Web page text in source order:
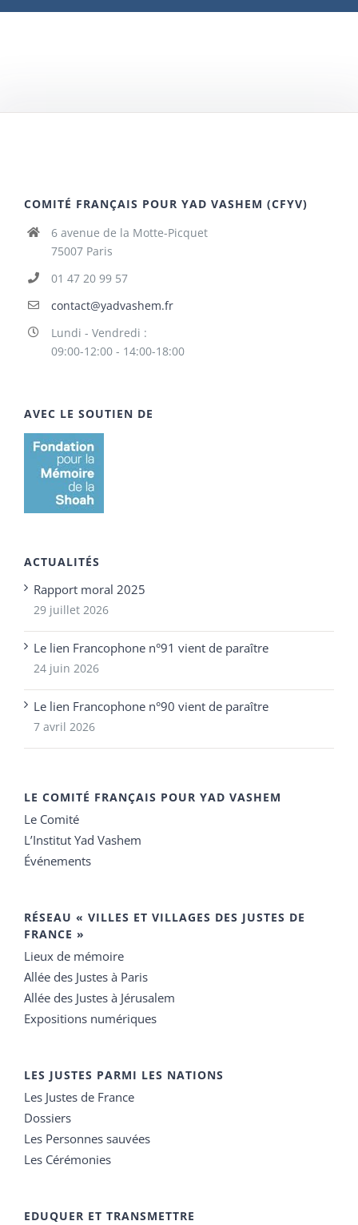
COMITÉ FRANÇAIS POUR YAD VASHEM (CFYV)
6 avenue de la Motte-Picquet
75007 Paris
01 47 20 99 57
contact@yadvashem.fr
Lundi - Vendredi :
09:00-12:00 - 14:00-18:00
AVEC LE SOUTIEN DE
ACTUALITÉS
Rapport moral 2025
29 juillet 2026
Le lien Francophone n°91 vient de paraître
24 juin 2026
Le lien Francophone n°90 vient de paraître
7 avril 2026
LE COMITÉ FRANÇAIS POUR YAD VASHEM
Le Comité
L’Institut Yad Vashem
Événements
RÉSEAU « VILLES ET VILLAGES DES JUSTES DE
FRANCE »
Lieux de mémoire
Allée des Justes à Paris
Allée des Justes à Jérusalem
Expositions numériques
LES JUSTES PARMI LES NATIONS
Les Justes de France
Dossiers
Les Personnes sauvées
Les Cérémonies
EDUQUER ET TRANSMETTRE